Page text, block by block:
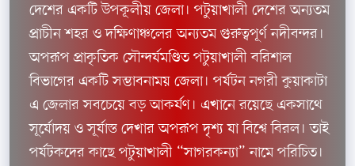
দেশের একটি উপকূলীয় জেলা। পটুয়াখালী দেশের অন্যতম
প্রাচীন শহর ও দক্ষিণাঞ্চলের অন্যতম গুরুত্বপূর্ণ নদীবন্দর।
অপরূপ প্রাকৃতিক সৌন্দর্যমণ্ডিত পটুয়াখালী বরিশাল
বিভাগের একটি সম্ভাবনাময় জেলা। পর্যটন নগরী কুয়াকাটা
এ জেলার সবচেয়ে বড় আকর্ষণ। এখানে রয়েছে একসাথে
সূর্যোদয় ও সূর্যাস্ত দেখার অপরূপ দৃশ্য যা বিশ্বে বিরল। তাই
পর্যটকদের কাছে পটুয়াখালী “সাগরকন্যা” নামে পরিচিত।